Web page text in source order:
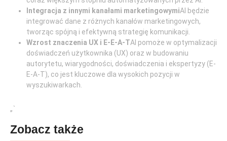
Integracja z innymi kanałami marketingowymiAI będzie
integrować dane z różnych kanałów marketingowych,
tworząc spójną i efektywną strategię komunikacji.
Wzrost znaczenia UX i E-E-A-TAI pomoże w optymalizacji
doświadczeń użytkownika (UX) oraz w budowaniu
autorytetu, wiarygodności, doświadczenia i ekspertyzy (E-
E-A-T), co jest kluczowe dla wysokich pozycji w
wyszukiwarkach.
„`
Zobacz także